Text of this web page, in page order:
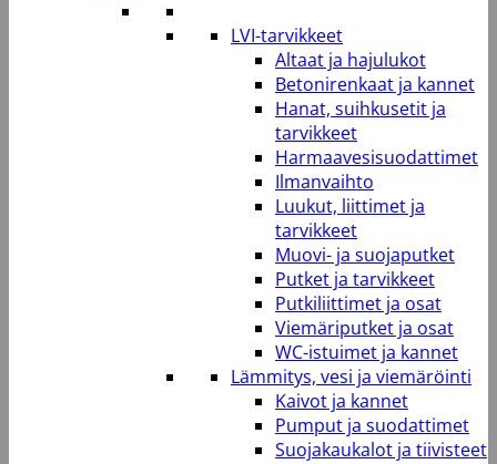
LVI-tarvikkeet
Altaat ja hajulukot
Betonirenkaat ja kannet
Hanat, suihkusetit ja
tarvikkeet
Harmaavesisuodattimet
Ilmanvaihto
Luukut, liittimet ja
tarvikkeet
Muovi- ja suojaputket
Putket ja tarvikkeet
Putkiliittimet ja osat
Viemäriputket ja osat
WC-istuimet ja kannet
Lämmitys, vesi ja viemäröinti
Kaivot ja kannet
Pumput ja suodattimet
Suojakaukalot ja tiivisteet